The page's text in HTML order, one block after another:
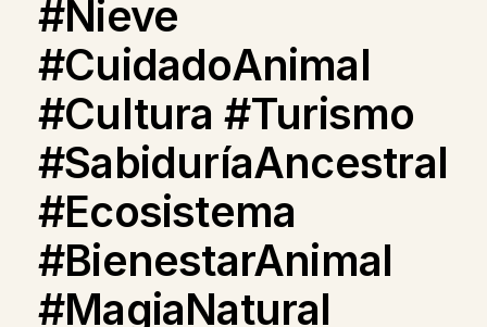
#Nieve
#CuidadoAnimal
#Cultura #Turismo
#SabiduríaAncestral
#Ecosistema
#BienestarAnimal
#MagiaNatural